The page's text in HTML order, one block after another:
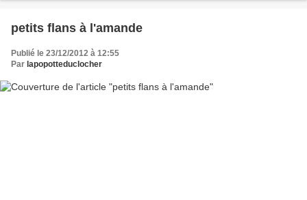
petits flans à l'amande
Publié le 23/12/2012 à 12:55
Par lapopotteduclocher